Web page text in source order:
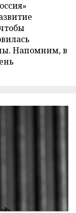
Напомним, в